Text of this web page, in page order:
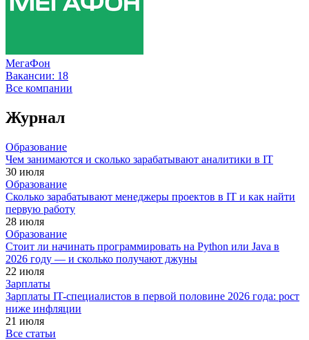
МегаФон
Вакансии: 18
Все компании
Журнал
Образование
Чем занимаются и сколько зарабатывают аналитики в IT
30 июля
Образование
Сколько зарабатывают менеджеры проектов в IT и как найти
первую работу
28 июля
Образование
Стоит ли начинать программировать на Python или Java в
2026 году — и сколько получают джуны
22 июля
Зарплаты
Зарплаты IT-специалистов в первой половине 2026 года: рост
ниже инфляции
21 июля
Все статьи